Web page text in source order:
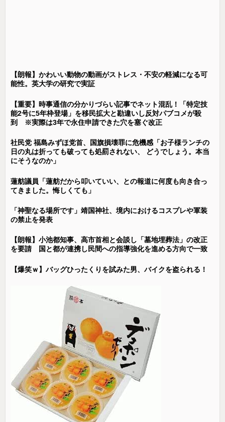
【朗報】かわいい動物の動画がストレス・不安の軽減になる可
能性。英大学の研究で実証
【重要】時事通信の分かりづらい記事でネット混乱！「特定技
能2号に5年枠登場」を移民拡大と勘違いし反対パブコメが殺
到 ※実際は3年で永住申請できた穴を塞ぐ改正
社民党 福島みずほ党首、国旗損壊罪に危機感「お子様ランチの
日の丸は折っても破っても処罰されない、 どうでしょう。本当
にそうなのか」
蓮舫議員「蓮舫だから叩いていい、との報道に何度も向き合っ
てきました。悔しくても」
「神聖なる場所です」靖国神社、境内におけるコスプレや軍装
の禁止を発表
【朗報】小池都知事、高市首相と会談し「墓地埋葬法」の改正
を要請 国と都が連携し民間への指導強化を進める方向で一致
【爆笑ｗ】バッグひったくりを試みた男、バイクを盗られる！